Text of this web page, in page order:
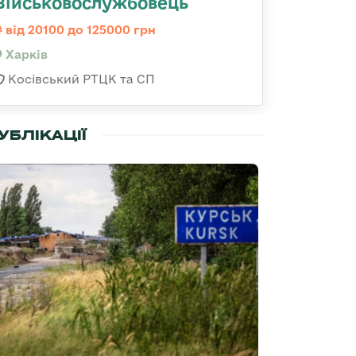
від 20100 до 125000 грн
Харків
Косівський РТЦК та СП